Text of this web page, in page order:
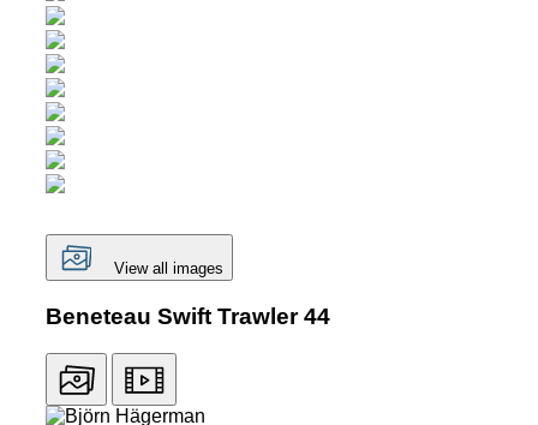
View all images
Beneteau Swift Trawler 44